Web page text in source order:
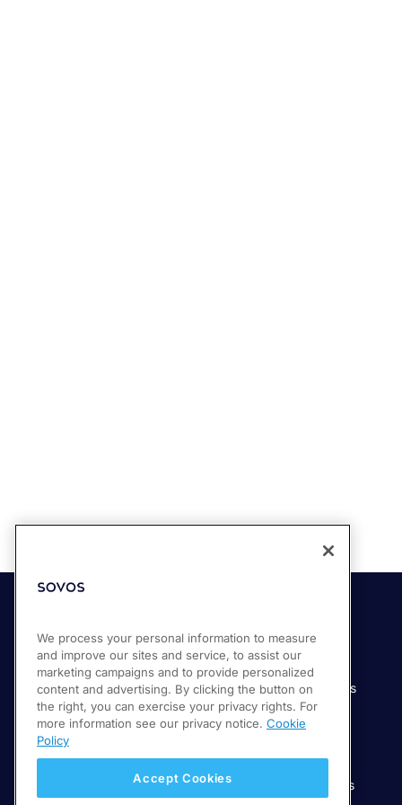
Soluciones
Compliance Cloud
Productos
Servicios
Industrias
Manufactura
Servicios financieros
Servicios digitales
Salud
Telecomunicaciones
We process your personal information to measure
and improve our sites and service, to assist our
marketing campaigns and to provide personalized
content and advertising. By clicking the button on
the right, you can exercise your privacy rights. For
more information see our privacy notice. Cookie
Policy
Accept Cookies